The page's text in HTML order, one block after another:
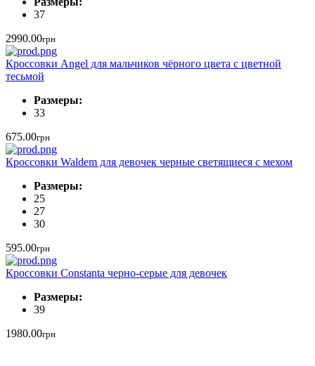
37
2990.00грн
Кроссовки Angel для мальчиков чёрного цвета с цветной
тесьмой
Размеры:
33
675.00грн
Кроссовки Waldem для девочек черные светящиеся с мехом
Размеры:
25
27
30
595.00грн
Кроссовки Constanta черно-серые для девочек
Размеры:
39
1980.00грн